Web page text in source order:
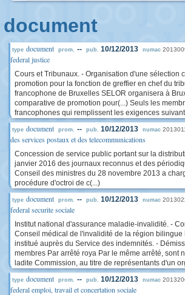
document
type document prom. -- pub. 10/12/2013 numac
federal justice
Cours et Tribunaux. - Organisation d'une sélection
promotion pour la fonction de greffier en chef du
francophone de Bruxelles SELOR organisera à
comparative de promotion pour(...) Seuls les
francophones qui remplissent les exigences
type document prom. -- pub. 10/12/2013 numac
des services postaux et des telecommunications
Concession de service public portant sur la
janvier 2016 des journaux reconnus et des
Conseil des ministres du 28 novembre 2013 a
procédure d'octroi de c(...)
type document prom. -- pub. 10/12/2013 numac
federal securite sociale
Institut national d'assurance maladie-invalidité. -
Conseil médical de l'invalidité de la région bilingue
institué auprès du Service des indemnités. -
membres Par arrêté roya Par le même arrêté, sont
ladite Commission, au titre de représentants d'un
type document prom. -- pub. 10/12/2013 numac
federal emploi, travail et concertation sociale